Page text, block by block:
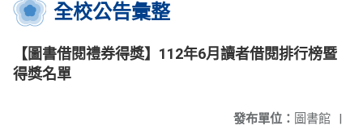
全校公告彙整
【圖書借閱禮券得獎】112年6月讀者借閱排行榜暨
得獎名單
發布單位： 圖書館 |